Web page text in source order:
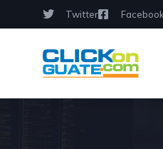
Twitter Facebook